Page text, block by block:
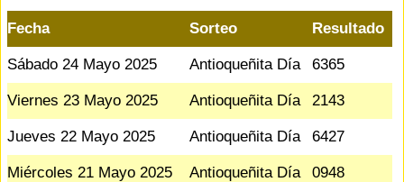
Fecha Sorteo Resultado
Sábado 24 Mayo 2025 Antioqueñita Día 6365
Viernes 23 Mayo 2025 Antioqueñita Día 2143
Jueves 22 Mayo 2025 Antioqueñita Día 6427
Miércoles 21 Mayo 2025 Antioqueñita Día 0948